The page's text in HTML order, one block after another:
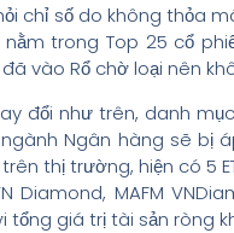
chỉ số do không thỏa
trong Top 25 cổ
vào Rổ chờ loại nên
đổi như trên, danh
Ngân hàng sẽ bị
trên thị trường, hiện có
Diamond, MAFM
tổng giá trị tài sản ròng